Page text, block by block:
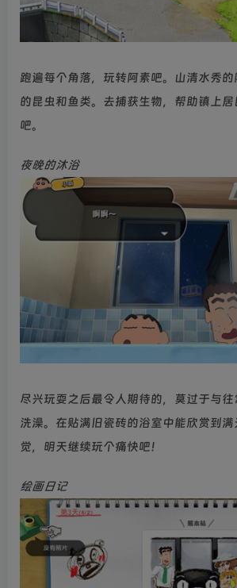
跑遍每个角落，玩转阿素吧。山清水秀
的昆虫和鱼类。去捕获生物，帮助镇上
吧。
夜晚的沐浴
尽兴玩耍之后最令人期待的，莫过于与
洗澡。在贴满旧瓷砖的浴室中能欣赏到
觉，明天继续玩个痛快吧！
绘画日记